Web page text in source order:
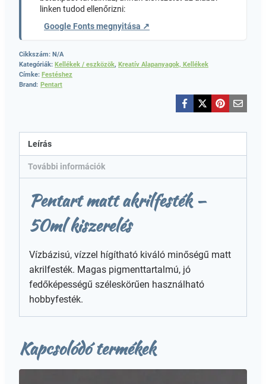
linken tudod ellenőrizni:
Google Fonts megnyitása ↗
Cikkszám: N/A
Kategóriák: Kellékek / eszközök, Kreatív Alapanyagok, Kellékek
Címke: Festéshez
Brand: Pentart
Leírás
További információk
Pentart matt akrilfesték –
50ml kiszerelés
Vízbázisú, vízzel hígítható kiváló minőségű matt
akrilfesték. Magas pigmenttartalmú, jó
fedőképességű széleskörűen használható
hobbyfesték.
Kapcsolódó termékek